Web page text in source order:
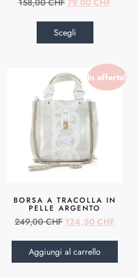
Scegli
In offerta!
BORSA A TRACOLLA IN
PELLE ARGENTO
249,00CHF 124,50 CHF
Aggiungi al carrello